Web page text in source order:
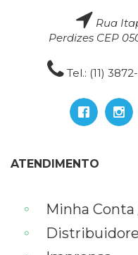
Rua
Perdizes CEP
Tel.: (11)
ATENDIMENTO
Minha Conta